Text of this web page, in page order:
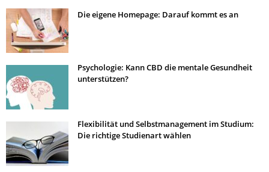
Die eigene Homepage: Darauf kommt es an
Psychologie: Kann CBD die mentale Gesundheit
unterstützen?
Flexibilität und Selbstmanagement im Studium:
Die richtige Studienart wählen